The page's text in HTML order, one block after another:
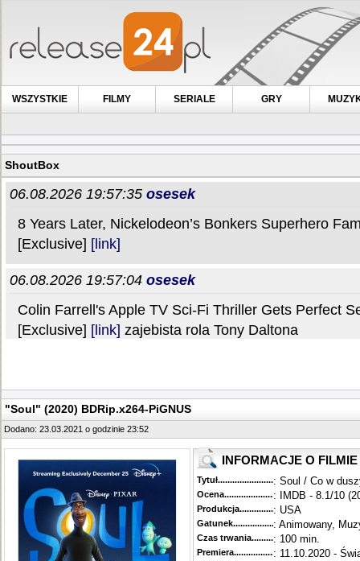
WSZYSTKIE FILMY SERIALE GRY
ShoutBox
"Soul" (2020) BDRip.x264-PiGNUS
Dodano: 23.03.2021 o godzinie 23:52
INFORMACJE O FILMIE
Tytuł............................................
: Soul / Co w
Ocena.............................................
: IMDB - 8.1/10
Produkcja.........................................
: USA
Gatunek...........................................
: Animowany,
Czas trwania......................................
: 100 min.
Premiera..........................................
: 11.10.2020 -